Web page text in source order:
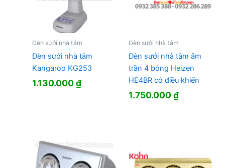
Đèn sưởi nhà tắm
Đèn sưởi nhà tắm
Kangaroo KG253
1.130.000₫
Đèn sưởi nhà tắm
Đèn sưởi nhà tắm âm
trần 4 bóng Heizen
HE4BR có điều khiển
1.750.000₫